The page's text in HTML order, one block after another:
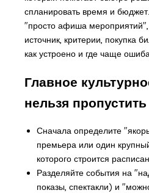
спланировать время и
"просто афиша
источник, критерии, покупка
как устроено и где чаще
Главное
нельзя пропустить
Сначала определите
премьера или один
которого строится
Разделяйте события на
показы, спектакли) и